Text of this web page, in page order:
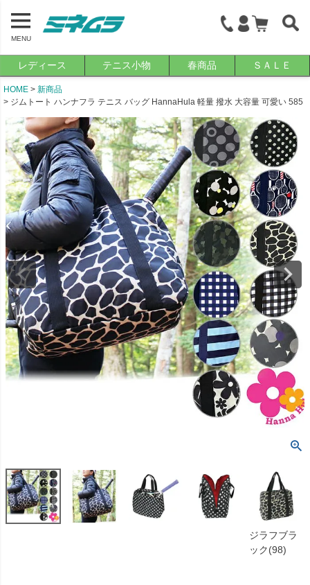
MENU
レディース テニス小物 春商品 ＳＡＬＥ
HOME
新商品
ジムトート ハンナフラ テニス バッグ HannaHula 軽量 撥水 大容量 可愛い 585
ジラフブラ
ック(98)